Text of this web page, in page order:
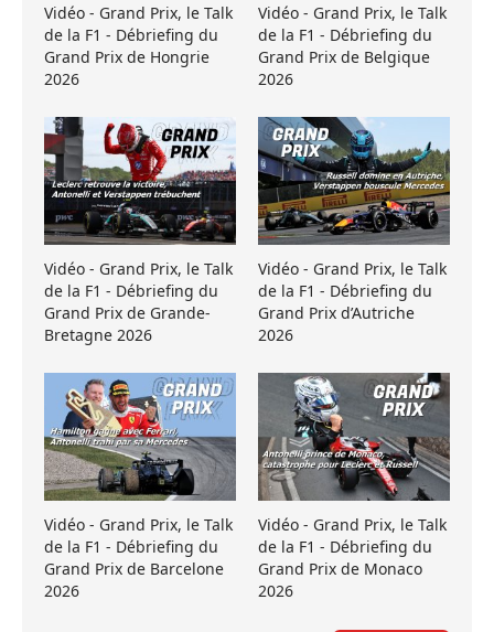
Vidéo - Grand Prix, le Talk
de la F1 - Débriefing du
Grand Prix de Hongrie
2026
Vidéo - Grand Prix, le Talk
de la F1 - Débriefing du
Grand Prix de Belgique
2026
Vidéo - Grand Prix, le Talk
de la F1 - Débriefing du
Grand Prix de Grande-
Bretagne 2026
Vidéo - Grand Prix, le Talk
de la F1 - Débriefing du
Grand Prix d’Autriche
2026
Vidéo - Grand Prix, le Talk
de la F1 - Débriefing du
Grand Prix de Barcelone
2026
Vidéo - Grand Prix, le Talk
de la F1 - Débriefing du
Grand Prix de Monaco
2026